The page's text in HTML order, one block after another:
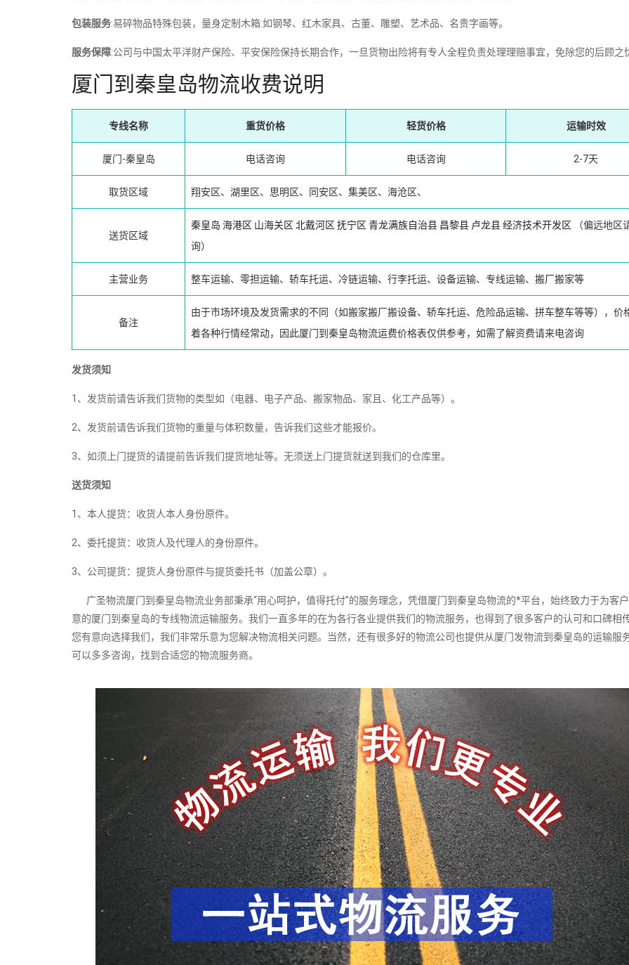
包装服务:易碎物品特殊包装，量身定制木箱:如钢琴、红木家具、古董、雕塑、艺术品、名贵字画等。
服务保障:公司与中国太平洋财产保险、平安保险保持长期合作，一旦货物出险将有专人全程负责处理理赔事宜，免除您的后顾之
厦门到秦皇岛物流收费说明
专线名称 重货价格 轻货价格 运输时效
厦门-秦皇岛 电话咨询 电话咨询 2-7天
取货区域 翔安区、湖里区、思明区、同安区、集美区、海沧区、
送货区域
秦皇岛 海港区 山海关区 北戴河区 抚宁区 青龙满族自治县 昌黎县 卢龙县经济技术开发区 （偏远地区
询）
主营业务 整车运输、零担运输、轿车托运、冷链运输、行李托运、设备运输、专线运输、搬厂搬家等
备注
由于市场环境及发货需求的不同（如搬家搬厂搬设备、轿车托运、危险品运输、拼车整车等等），价
着各种行情经常动，因此厦门到秦皇岛物流运费价格表仅供参考，如需了解资费请来电咨询
发货须知
1、发货前请告诉我们货物的类型如（电器、电子产品、搬家物品、家且、化工产品等）。
2、发货前请告诉我们货物的重量与体积数量，告诉我们这些才能报价。
3、如须上门提货的请提前告诉我们提货地址等。无须送上门提货就送到我们的仓库里。
送货须知
1、本人提货：收货人本人身份原件。
2、委托提货：收货人及代理人的身份原件。
3、公司提货：提货人身份原件与提货委托书（加盖公章）。
广圣物流厦门到秦皇岛物流业务部秉承“用心呵护，值得托付”的服务理念，凭借厦门到秦皇岛物流的*平台，始终致力于为客
意的厦门到秦皇岛的专线物流运输服务。我们一直多年的在为各行各业提供我们的物流服务，也得到了很多客户的认可和口碑相
您有意向选择我们，我们非常乐意为您解决物流相关问题。当然，还有很多好的物流公司也提供从厦门发物流到秦皇岛的运输服
可以多多咨询，找到合适您的物流服务商。